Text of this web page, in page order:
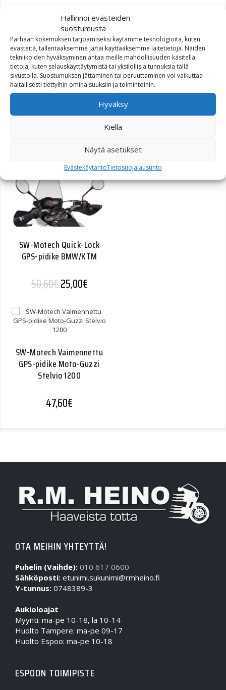
Hallinnoi evästeiden
suostumusta
Parhaan kokemuksen tarjoamiseksi käytämme teknologioita, kuten
evästeitä, tallentaaksemme ja/tai käyttääksemme laitetietoja. Näiden
tekniikoiden hyväksyminen antaa meille mahdollisuuden käsitellä
tietoja, kuten selauskäyttäytymistä tai yksilöllisiä tunnuksia tällä
sivustolla. Suostumuksen jättäminen tai peruuttaminen voi vaikuttaa
haitallisesti tiettyihin ominaisuuksiin ja toimintoihin.
Hyväksy
Kiellä
Näytä asetukset
EvästekäytäntöTietosuojalausunto
SW-Motech Quick-Lock
Triumph / Yamaha
SW-Motech Quick-Lock
GPS-pidike BMW/KTM
50,60€Alkuperäinen hinta oli: 50,60€.
25,00€Nykyinen hinta on: 25,00€.
SW-Motech Vaimennettu
GPS-pidike Moto-Guzzi
Stelvio 1200
47,60€
OTA MEIHIN YHTEYTTÄ!
Puhelin (Vaihde): 010 617 0600
Sähköposti: etunimi.sukunimi@rmheino.fi
Y-tunnus: 0748389-3
Aukioloajat
Myynti: ma-pe 10-18, la 10-14
Huolto Tampere: ma-pe 09-17
Huolto Espoo: ma-pe 10-18
ESPOON TOIMIPISTE